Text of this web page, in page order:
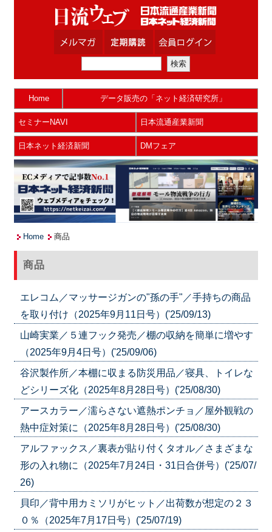
Home データ販売の「ネット経済研究所」
セミナーNAVI 日本流通産業新聞
日本ネット経済新聞 DMフェア
Home 商品
商品
エレコム／マッサージガンの"孫の手"／手持ちの商品
を取り付け（2025年9月11日号）('25/09/13)
山崎実業／５連フック発売／棚の収納を簡単に増やす
（2025年9月4日号）('25/09/06)
谷沢製作所／本棚に収まる防災用品／寝具、トイレな
どシリーズ化（2025年8月28日号）('25/08/30)
アースカラー／濡らさない遮熱ポンチョ／屋外観戦の
熱中症対策に（2025年8月28日号）('25/08/30)
アルファックス／裏表が貼り付くタオル／さまざまな
形の入れ物に（2025年7月24日・31日合併号）('25/07/
26)
貝印／背中用カミソリがヒット／出荷数が想定の２３
０％（2025年7月17日号）('25/07/19)